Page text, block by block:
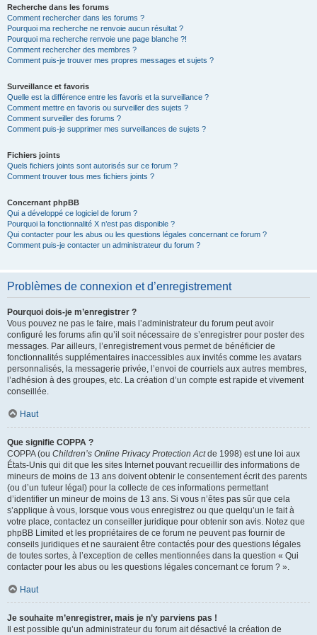
Recherche dans les forums
Comment rechercher dans les forums ?
Pourquoi ma recherche ne renvoie aucun résultat ?
Pourquoi ma recherche renvoie une page blanche ?!
Comment rechercher des membres ?
Comment puis-je trouver mes propres messages et sujets ?
Surveillance et favoris
Quelle est la différence entre les favoris et la surveillance ?
Comment mettre en favoris ou surveiller des sujets ?
Comment surveiller des forums ?
Comment puis-je supprimer mes surveillances de sujets ?
Fichiers joints
Quels fichiers joints sont autorisés sur ce forum ?
Comment trouver tous mes fichiers joints ?
Concernant phpBB
Qui a développé ce logiciel de forum ?
Pourquoi la fonctionnalité X n’est pas disponible ?
Qui contacter pour les abus ou les questions légales concernant ce forum ?
Comment puis-je contacter un administrateur du forum ?
Problèmes de connexion et d’enregistrement
Pourquoi dois-je m’enregistrer ?
Vous pouvez ne pas le faire, mais l’administrateur du forum peut avoir
configuré les forums afin qu’il soit nécessaire de s’enregistrer pour poster des
messages. Par ailleurs, l’enregistrement vous permet de bénéficier de
fonctionnalités supplémentaires inaccessibles aux invités comme les avatars
personnalisés, la messagerie privée, l’envoi de courriels aux autres membres,
l’adhésion à des groupes, etc. La création d’un compte est rapide et vivement
conseillée.
Haut
Que signifie COPPA ?
COPPA (ou Children’s Online Privacy Protection Actde 1998) est une loi aux
États-Unis qui dit que les sites Internet pouvant recueillir des informations de
mineurs de moins de 13 ans doivent obtenir le consentement écrit des parents
(ou d’un tuteur légal) pour la collecte de ces informations permettant
d’identifier un mineur de moins de 13 ans. Si vous n’êtes pas sûr que cela
s’applique à vous, lorsque vous vous enregistrez ou que quelqu’un le fait à
votre place, contactez un conseiller juridique pour obtenir son avis. Notez que
phpBB Limited et les propriétaires de ce forum ne peuvent pas fournir de
conseils juridiques et ne sauraient être contactés pour des questions légales
de toutes sortes, à l’exception de celles mentionnées dans la question « Qui
contacter pour les abus ou les questions légales concernant ce forum ? ».
Haut
Je souhaite m’enregistrer, mais je n’y parviens pas !
Il est possible qu’un administrateur du forum ait désactivé la création de